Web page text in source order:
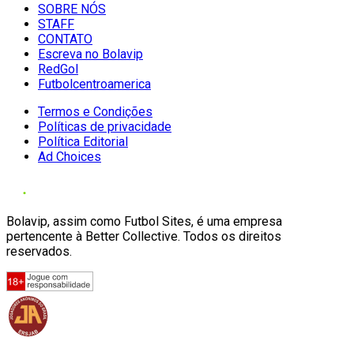
SOBRE NÓS
STAFF
CONTATO
Escreva no Bolavip
RedGol
Futbolcentroamerica
Termos e Condições
Políticas de privacidade
Política Editorial
Ad Choices
Bolavip, assim como Futbol Sites, é uma empresa
pertencente à Better Collective. Todos os direitos
reservados.